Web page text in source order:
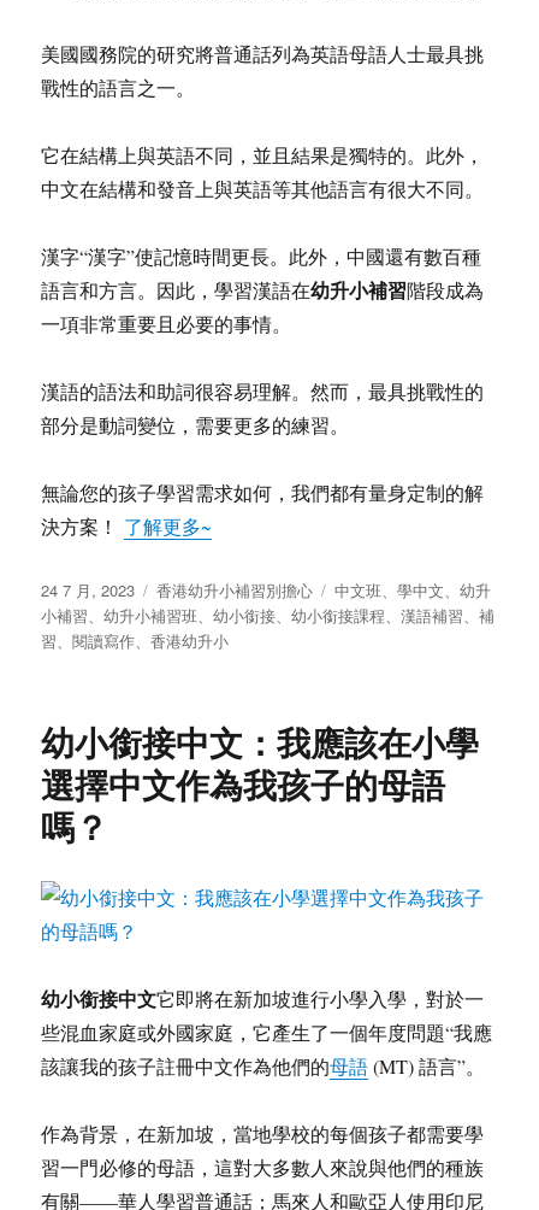
美國國務院的研究將普通話列為英語母語人士最具挑
戰性的語言之一。
它在結構上與英語不同，並且結果是獨特的。此外，
中文在結構和發音上與英語等其他語言有很大不同。
漢字“漢字”使記憶時間更長。此外，中國還有數百種
語言和方言。因此，學習漢語在幼升小補習階段成為
一項非常重要且必要的事情。
漢語的語法和助詞很容易理解。然而，最具挑戰性的
部分是動詞變位，需要更多的練習。
無論您的孩子學習需求如何，我們都有量身定制的解
決方案！ 了解更多~
发
布
于
24 7 月, 2023
分
类
香港幼升小補習別擔心
标
签
中文班、學中文、幼升
小補習、幼升小補習班、幼小銜接、幼小銜接課程、漢語補習、補
習、閱讀寫作、香港幼升小
幼小銜接中文：我應該在小學
選擇中文作為我孩子的母語
嗎？
幼小銜接中文它即將在新加坡進行小學入學，對於一
些混血家庭或外國家庭，它產生了一個年度問題“我應
該讓我的孩子註冊中文作為他們的母語(MT) 語言”。
作為背景，在新加坡，當地學校的每個孩子都需要學
習一門必修的母語，這對大多數人來說與他們的種族
有關——華人學習普通話；馬來人和歐亞人使用印尼